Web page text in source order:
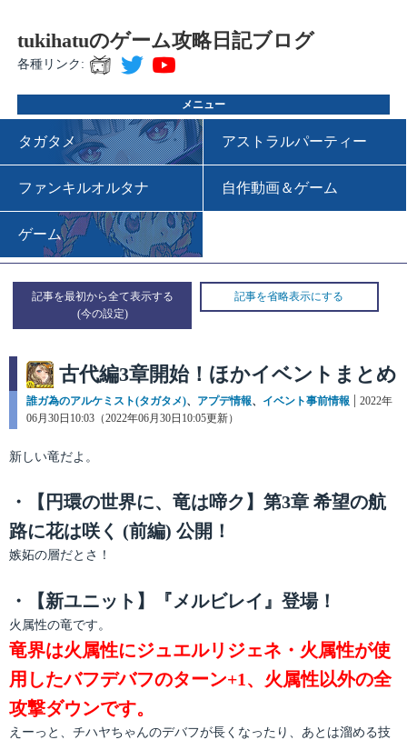
tukihatuのゲーム攻略日記ブログ
各種リンク:
メニュー
タガタメ アストラルパーティー
ファンキルオルタナ 自作動画＆ゲーム
ゲーム
記事を最初から全て表示する 記事を省略表示にする
古代編3章開始！ほかイベントまとめ
カ
テ
リ
誰ガ為のアルケミスト(タガタメ)、 アプデ情報、 イベント事前情報
投
2022年
06月30日10:03（2022年06月30日10:05更新）
新しい竜だよ。
・【円環の世界に、竜は啼ク】第3章 希望の航
路に花は咲く (前編) 公開！
嫉妬の層だとさ！
・【新ユニット】『メルビレイ』登場！
火属性の竜です。
竜界は火属性にジュエルリジェネ・火属性が使
用したバフデバフのターン+1、火属性以外の全
攻撃ダウンです。
えーっと、チハヤちゃんのデバフが長くなったり、あとは溜める技